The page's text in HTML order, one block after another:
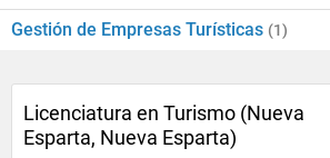
Gestión de Empresas Turísticas (1)
Licenciatura en Turismo (Nueva
Esparta, Nueva Esparta)